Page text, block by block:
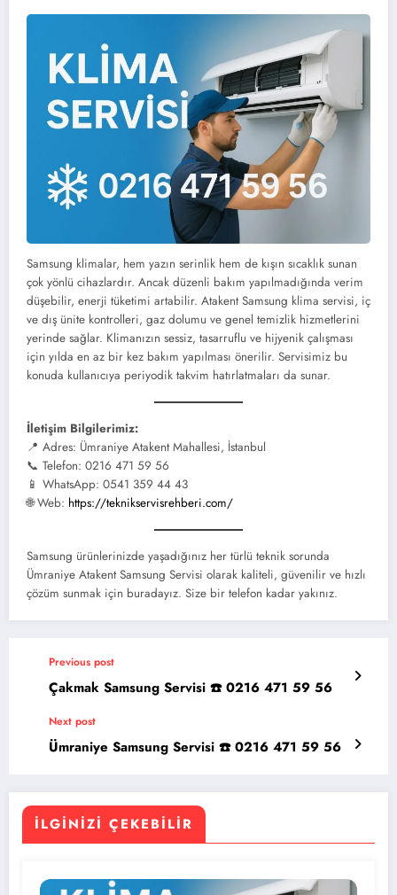
Samsung klimalar, hem yazın serinlik hem de kışın sıcaklık sunan
çok yönlü cihazlardır. Ancak düzenli bakım yapılmadığında verim
düşebilir, enerji tüketimi artabilir. Atakent Samsung klima servisi, iç
ve dış ünite kontrolleri, gaz dolumu ve genel temizlik hizmetlerini
yerinde sağlar. Klimanızın sessiz, tasarruflu ve hijyenik çalışması
için yılda en az bir kez bakım yapılması önerilir. Servisimiz bu
konuda kullanıcıya periyodik takvim hatırlatmaları da sunar.
İletişim Bilgilerimiz:
📍 Adres: Ümraniye Atakent Mahallesi, İstanbul
📞 Telefon: 0216 471 59 56
📱 WhatsApp: 0541 359 44 43
🌐 Web: https://teknikservisrehberi.com/
Samsung ürünlerinizde yaşadığınız her türlü teknik sorunda
Ümraniye Atakent Samsung Servisi olarak kaliteli, güvenilir ve hızlı
çözüm sunmak için buradayız. Size bir telefon kadar yakınız.
Previous post
Çakmak Samsung Servisi ☎️ 0216 471 59 56
Next post
Ümraniye Samsung Servisi ☎️ 0216 471 59 56
İLGINIZI ÇEKEBILIR